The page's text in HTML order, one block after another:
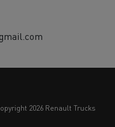
copyright 2026 Renault Trucks